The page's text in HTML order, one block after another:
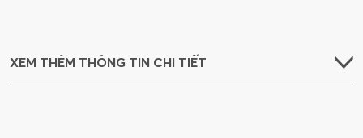
XEM THÊM THÔNG TIN CHI TIẾT